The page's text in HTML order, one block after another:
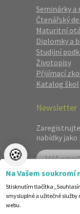
Seminárky a
Čtenářský
Maturitní
Diplomky a
Studijní
Životopisy
Přijímací
Katalog škol
Newsletter
nabídky jako
🍪
Na Vašem soukromí
Stisknutím tlačítka
smysluplné a užitečné
webu.